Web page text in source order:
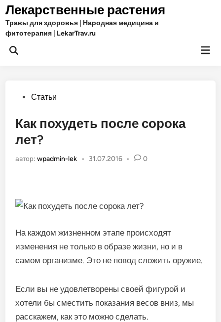
Перейти
содержимому
Лекарственные растения
Травы для здоровья | Народная медицина и
фитотерапия | LekarTrav.ru
Открыть
Опубликовано
Статьи
Как похудеть после сорока
лет?
автор:wpadmin-lek • 31.07.2016 • 0
На каждом жизненном этапе происходят
изменения не только в образе жизни, но и в
самом организме. Это не повод сложить оружие.
Если вы не удовлетворены своей фигурой и
хотели бы сместить показания весов вниз, мы
расскажем, как это можно сделать.